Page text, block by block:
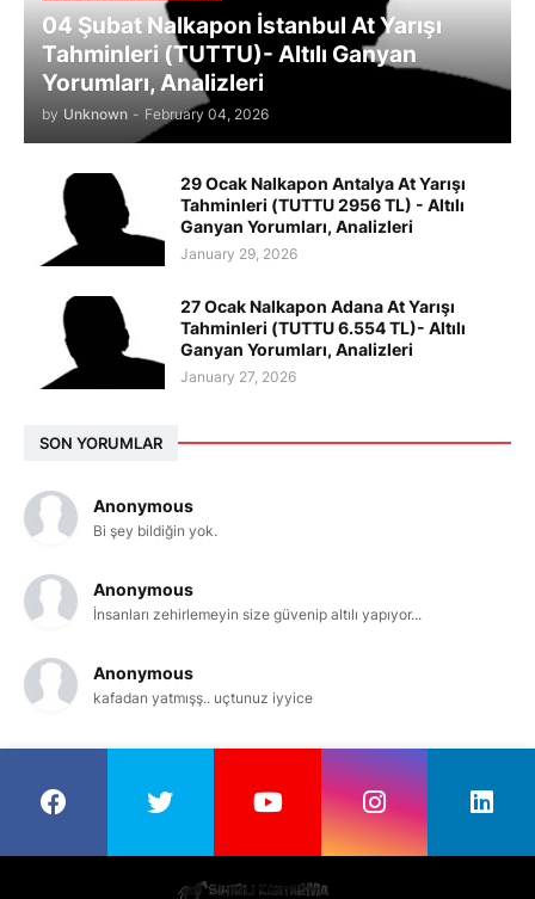
04 Şubat Nalkapon İstanbul At Yarışı
Tahminleri (TUTTU)- Altılı Ganyan
Yorumları, Analizleri
by Unknown - February 04, 2026
29 Ocak Nalkapon Antalya At Yarışı
Tahminleri (TUTTU 2956 TL) - Altılı
Ganyan Yorumları, Analizleri
January 29, 2026
27 Ocak Nalkapon Adana At Yarışı
Tahminleri (TUTTU 6.554 TL)- Altılı
Ganyan Yorumları, Analizleri
January 27, 2026
SON YORUMLAR
Anonymous
Bi şey bildiğin yok.
Anonymous
İnsanları zehirlemeyin size güvenip altılı yapıyor...
Anonymous
kafadan yatmışş.. uçtunuz iyyice